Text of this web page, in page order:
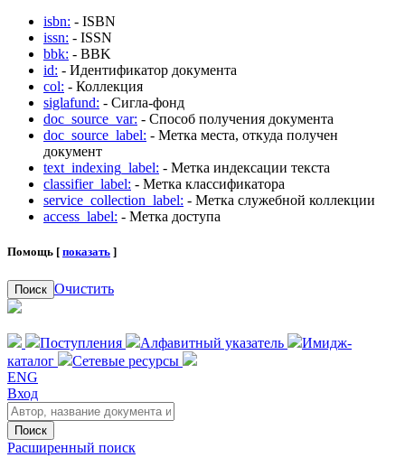
isbn: - ISBN
issn: - ISSN
bbk: - BBK
id: - Идентификатор документа
col: - Коллекция
siglafund: - Сигла-фонд
doc_source_var: - Способ получения документа
doc_source_label: - Метка места, откуда получен
документ
text_indexing_label: - Метка индексации текста
classifier_label: - Метка классификатора
service_collection_label: - Метка служебной коллекции
access_label: - Метка доступа
Помощь [ показать ]
Поиск Очистить
Поступления Алфавитный указатель
Имидж-
каталог
Сетевые ресурсы
ENG
Вход
Поиск
Расширенный поиск